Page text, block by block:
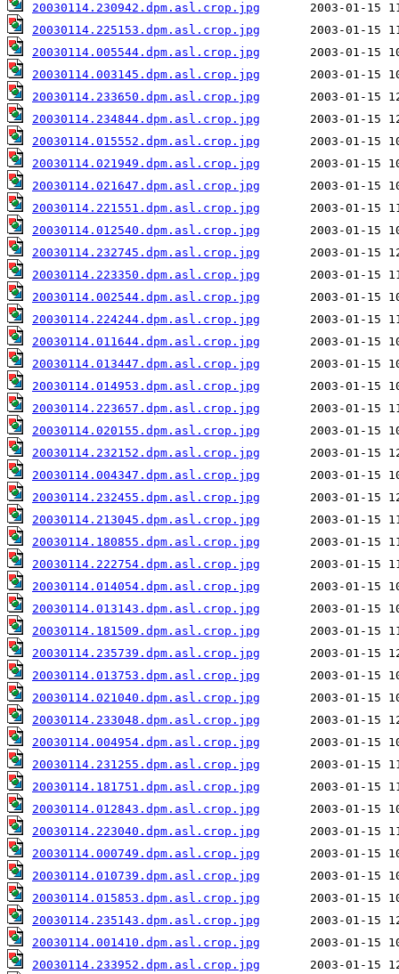
20030114.230942.dpm.asl.crop.jpg
20030114.225153.dpm.asl.crop.jpg
20030114.005544.dpm.asl.crop.jpg
20030114.003145.dpm.asl.crop.jpg
20030114.233650.dpm.asl.crop.jpg
20030114.234844.dpm.asl.crop.jpg
20030114.015552.dpm.asl.crop.jpg
20030114.021949.dpm.asl.crop.jpg
20030114.021647.dpm.asl.crop.jpg
20030114.221551.dpm.asl.crop.jpg
20030114.012540.dpm.asl.crop.jpg
20030114.232745.dpm.asl.crop.jpg
20030114.223350.dpm.asl.crop.jpg
20030114.002544.dpm.asl.crop.jpg
20030114.224244.dpm.asl.crop.jpg
20030114.011644.dpm.asl.crop.jpg
20030114.013447.dpm.asl.crop.jpg
20030114.014953.dpm.asl.crop.jpg
20030114.223657.dpm.asl.crop.jpg
20030114.020155.dpm.asl.crop.jpg
20030114.232152.dpm.asl.crop.jpg
20030114.004347.dpm.asl.crop.jpg
20030114.232455.dpm.asl.crop.jpg
20030114.213045.dpm.asl.crop.jpg
20030114.180855.dpm.asl.crop.jpg
20030114.222754.dpm.asl.crop.jpg
20030114.014054.dpm.asl.crop.jpg
20030114.013143.dpm.asl.crop.jpg
20030114.181509.dpm.asl.crop.jpg
20030114.235739.dpm.asl.crop.jpg
20030114.013753.dpm.asl.crop.jpg
20030114.021040.dpm.asl.crop.jpg
20030114.233048.dpm.asl.crop.jpg
20030114.004954.dpm.asl.crop.jpg
20030114.231255.dpm.asl.crop.jpg
20030114.181751.dpm.asl.crop.jpg
20030114.012843.dpm.asl.crop.jpg
20030114.223040.dpm.asl.crop.jpg
20030114.000749.dpm.asl.crop.jpg
20030114.010739.dpm.asl.crop.jpg
20030114.015853.dpm.asl.crop.jpg
20030114.235143.dpm.asl.crop.jpg
20030114.001410.dpm.asl.crop.jpg
20030114.233952.dpm.asl.crop.jpg